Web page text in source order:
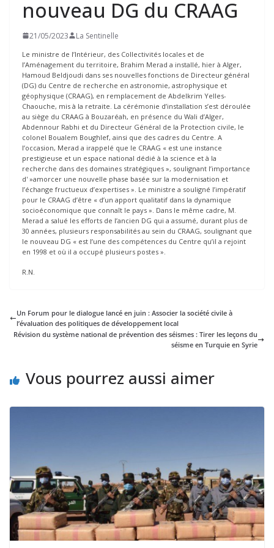
nouveau DG du CRAAG
21/05/2023 La Sentinelle
Le ministre de l’Intérieur, des Collectivités locales et de
l’Aménagement du territoire, Brahim Merad a installé, hier à Alger,
Hamoud Beldjoudi dans ses nouvelles fonctions de Directeur général
(DG) du Centre de recherche en astronomie, astrophysique et
géophysique (CRAAG), en remplacement de Abdelkrim Yelles-
Chaouche, mis à la retraite. La cérémonie d’installation s’est déroulée
au siège du CRAAG à Bouzaréah, en présence du Wali d’Alger,
Abdennour Rabhi et du Directeur Général de la Protection civile, le
colonel Boualem Boughlef, ainsi que des cadres du Centre. A
l’occasion, Merad a irappelé que le CRAAG « est une instance
prestigieuse et un espace national dédié à la science et à la
recherche dans des domaines stratégiques », soulignant l’importance
d' »amorcer une nouvelle phase basée sur la modernisation et
l’échange fructueux d’expertises ». Le ministre a souligné l’impératif
pour le CRAAG d’être « d’un apport qualitatif dans la dynamique
socioéconomique que connaît le pays ». Dans le même cadre, M.
Merad a salué les efforts de l’ancien DG qui a assumé, durant plus de
30 années, plusieurs responsabilités au sein du CRAAG, soulignant que
le nouveau DG « est l’une des compétences du Centre qu’il a rejoint
en 1998 et où il a occupé plusieurs postes ».
R.N.
Un Forum pour le dialogue lancé en juin : Associer la société civile à
l’évaluation des politiques de développement local
Révision du système national de prévention des séismes : Tirer les leçons du
séisme en Turquie en Syrie
Vous pourrez aussi aimer